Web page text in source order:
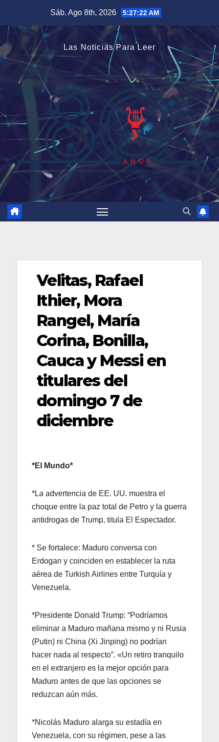
contenido
Sáb. Ago 8th, 2026 5:27:23 AM
Las Noticias Para Leer
Velitas, Rafael
Ithier, Mora
Rangel, María
Corina, Bonilla,
Cauca y Messi en
titulares del
domingo 7 de
diciembre
*El Mundo*
*La advertencia de EE. UU. muestra el
choque entre la paz total de Petro y la guerra
antidrogas de Trump, titula El Espectador.
* Se fortalece: Maduro conversa con
Erdogan y coinciden en establecer la ruta
aérea de Turkish Airlines entre Turquía y
Venezuela.
*Presidente Donald Trump: “Podríamos
eliminar a Maduro mañana mismo y ni Rusia
(Putin) ni China (Xi Jinping) no podrían
hacer nada al respecto”. «Un retiro tranquilo
en el extranjero es la mejor opción para
Maduro antes de que las opciones se
reduzcan aún más.
*Nicolás Maduro alarga su estadía en
Venezuela, con su régimen, pese a las